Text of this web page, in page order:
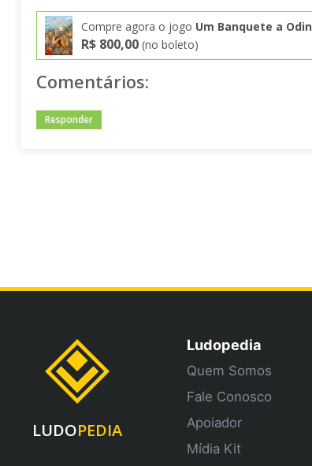
Compre agora o jogo Um Banquete a Odin
R$ 800,00 (no boleto)
Comentários:
Responder
LUDOPEDIA
Ludopedia
Quem Somos
Fale Conosco
Apoiador
Mídia Kit